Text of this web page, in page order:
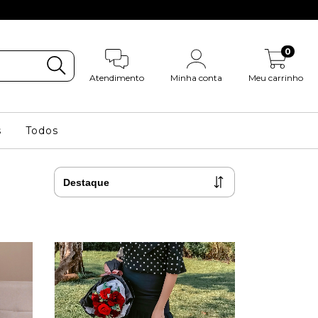
Atendimento Minha conta Meu carrinho
0
Todos